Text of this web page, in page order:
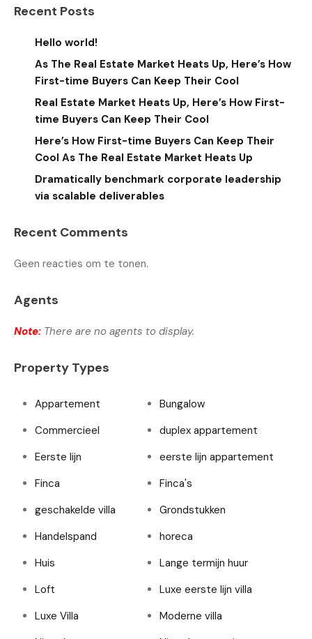
Recent Posts
Hello world!
As The Real Estate Market Heats Up, Here’s How
First-time Buyers Can Keep Their Cool
Real Estate Market Heats Up, Here’s How First-
time Buyers Can Keep Their Cool
Here’s How First-time Buyers Can Keep Their
Cool As The Real Estate Market Heats Up
Dramatically benchmark corporate leadership
via scalable deliverables
Recent Comments
Geen reacties om te tonen.
Agents
Note: There are no agents to display.
Property Types
Appartement
Bungalow
Commercieel
duplex appartement
Eerste lijn
eerste lijn appartement
Finca
Finca's
geschakelde villa
Grondstukken
Handelspand
horeca
Huis
Lange termijn huur
Loft
Luxe eerste lijn villa
Luxe Villa
Moderne villa